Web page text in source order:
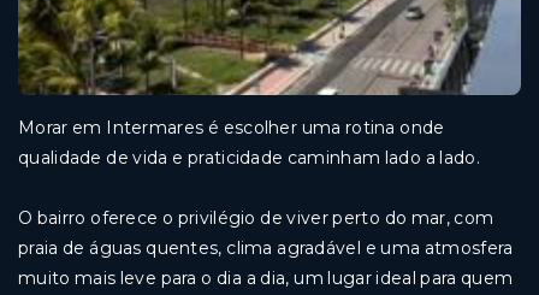
Morar em Intermares é escolher uma rotina onde
qualidade de vida e praticidade caminham lado a lado.
O bairro oferece o privilégio de viver perto do mar, com
praia de águas quentes, clima agradável e uma atmosfera
muito mais leve para o dia a dia, um lugar ideal para quem